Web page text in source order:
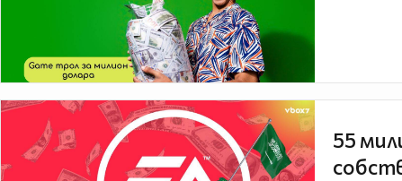
55